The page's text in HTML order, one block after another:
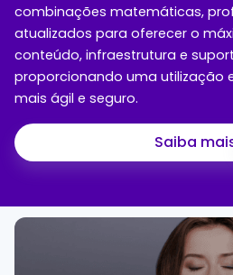
combinações matemáticas,
atualizados para oferecer o
conteúdo, infraestrutura e
proporcionando uma utilização
mais ágil e seguro.
Saiba